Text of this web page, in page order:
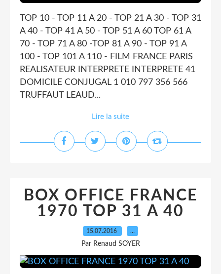
TOP 10 - TOP 11 A 20 - TOP 21 A 30 - TOP 31
A 40 - TOP 41 A 50 - TOP 51 A 60 TOP 61 A
70 - TOP 71 A 80 -TOP 81 A 90 - TOP 91 A
100 - TOP 101 A 110 - FILM FRANCE PARIS
REALISATEUR INTERPRETE INTERPRETE 41
DOMICILE CONJUGAL 1 010 797 356 566
TRUFFAUT LEAUD...
Lire la suite
BOX OFFICE FRANCE
1970 TOP 31 A 40
15.07.2016 …
Par Renaud SOYER